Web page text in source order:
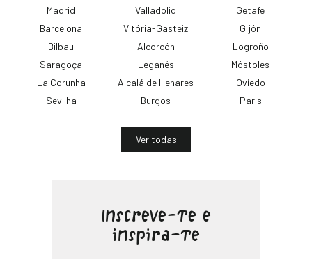
Madrid
Barcelona
Bilbau
Saragoça
La Corunha
Sevilha
Valladolid
Vitória-Gasteiz
Alcorcón
Leganés
Alcalá de Henares
Burgos
Getafe
Gijón
Logroño
Móstoles
Oviedo
Paris
Ver todas
Inscreve-te e
inspira-te